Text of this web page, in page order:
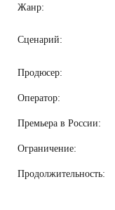
Жанр:
Сценарий:
Продюсер:
Оператор:
Премьера в России:
Ограничение:
Продолжительность: